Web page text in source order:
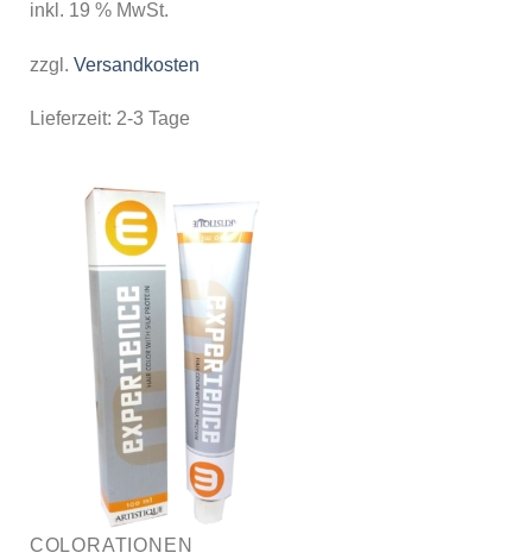
inkl. 19 % MwSt.
zzgl. Versandkosten
Lieferzeit: 2-3 Tage
COLORATIONEN